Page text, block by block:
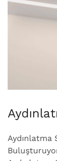
Aydınlatma